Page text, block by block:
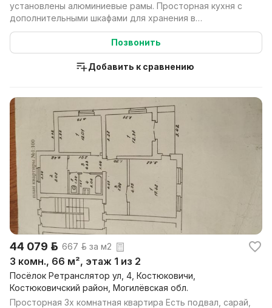
установлены алюминиевые рамы. Просторная кухня с
дополнительными шкафами для хранения в
примыкающ...
Позвонить
Добавить к сравнению
44 079 р. 667 р. за м2
3 комн., 66 м², этаж 1 из 2
Посёлок Ретранслятор ул, 4, Костюковичи,
Костюковичский район, Могилёвская обл.
Просторная 3х комнатная квартира Есть подвал, сарай,